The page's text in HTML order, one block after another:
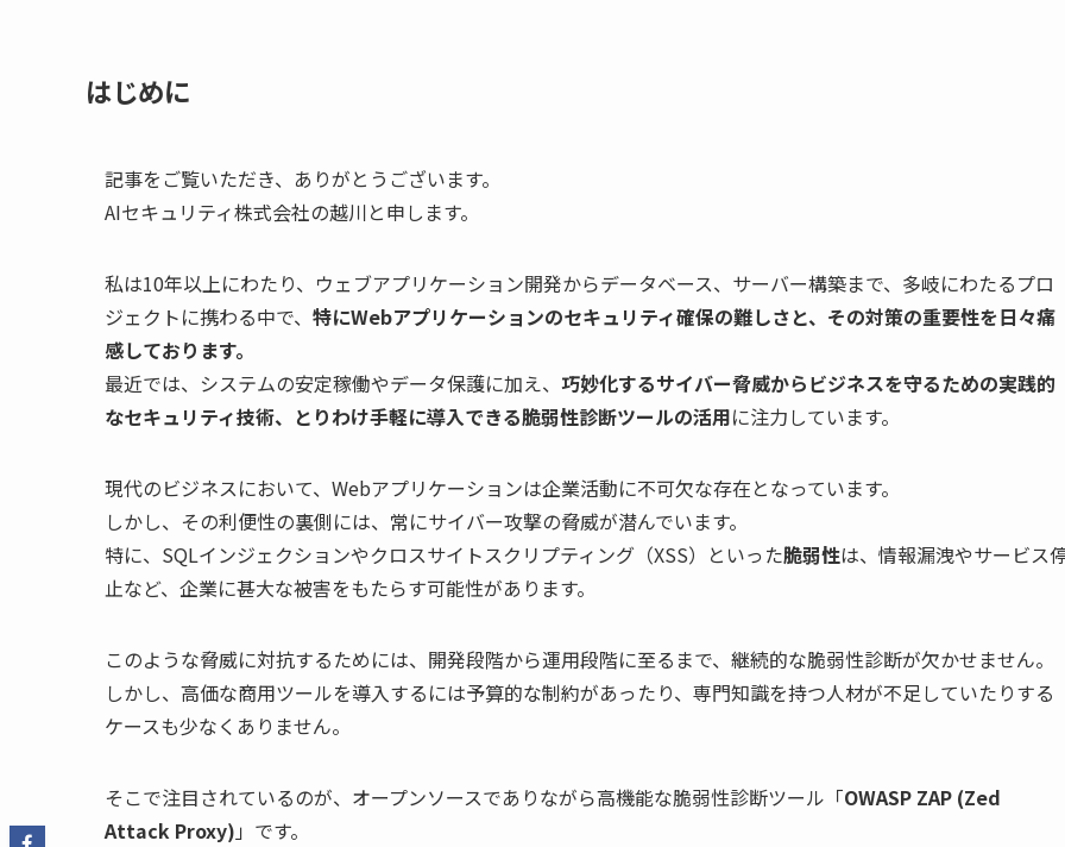
はじめに
記事をご覧いただき、ありがとうございます。
AIセキュリティ株式会社の越川と申します。
私は10年以上にわたり、ウェブアプリケーション開発からデータベース、サーバー構築まで、多岐にわたるプロ
ジェクトに携わる中で、 特にWebアプリケーションのセキュリティ確保の難しさと、その対策の重要性を日々痛
感しております。
最近では、システムの安定稼働やデータ保護に加え、 巧妙化するサイバー脅威からビジネスを守るための実践的
なセキュリティ技術、とりわけ手軽に導入できる脆弱性診断ツールの活用に注力しています。
現代のビジネスにおいて、Webアプリケーションは企業活動に不可欠な存在となっています。
しかし、その利便性の裏側には、常にサイバー攻撃の脅威が潜んでいます。
特に、SQLインジェクションやクロスサイトスクリプティング（XSS）といった脆弱性は、情報漏洩やサービス
止など、企業に甚大な被害をもたらす可能性があります。
このような脅威に対抗するためには、開発段階から運用段階に至るまで、継続的な脆弱性診断が欠かせません。
しかし、高価な商用ツールを導入するには予算的な制約があったり、専門知識を持つ人材が不足していたりする
ケースも少なくありません。
そこで注目されているのが、オープンソースでありながら高機能な脆弱性診断ツール「OWASP ZAP (Zed
Attack Proxy) 」です。